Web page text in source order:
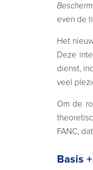
even de
Het
Deze
dienst,
veel
Om de
FANC,
Basis